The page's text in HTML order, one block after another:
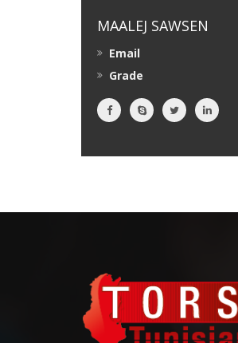
MAALEJ SAWSEN
Email
Grade